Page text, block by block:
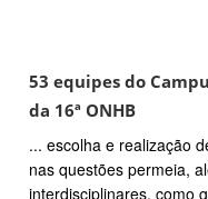
53 equipes do
da 16ª ONHB
... escolha e realização
nas questões permeia,
interdisciplinares, como